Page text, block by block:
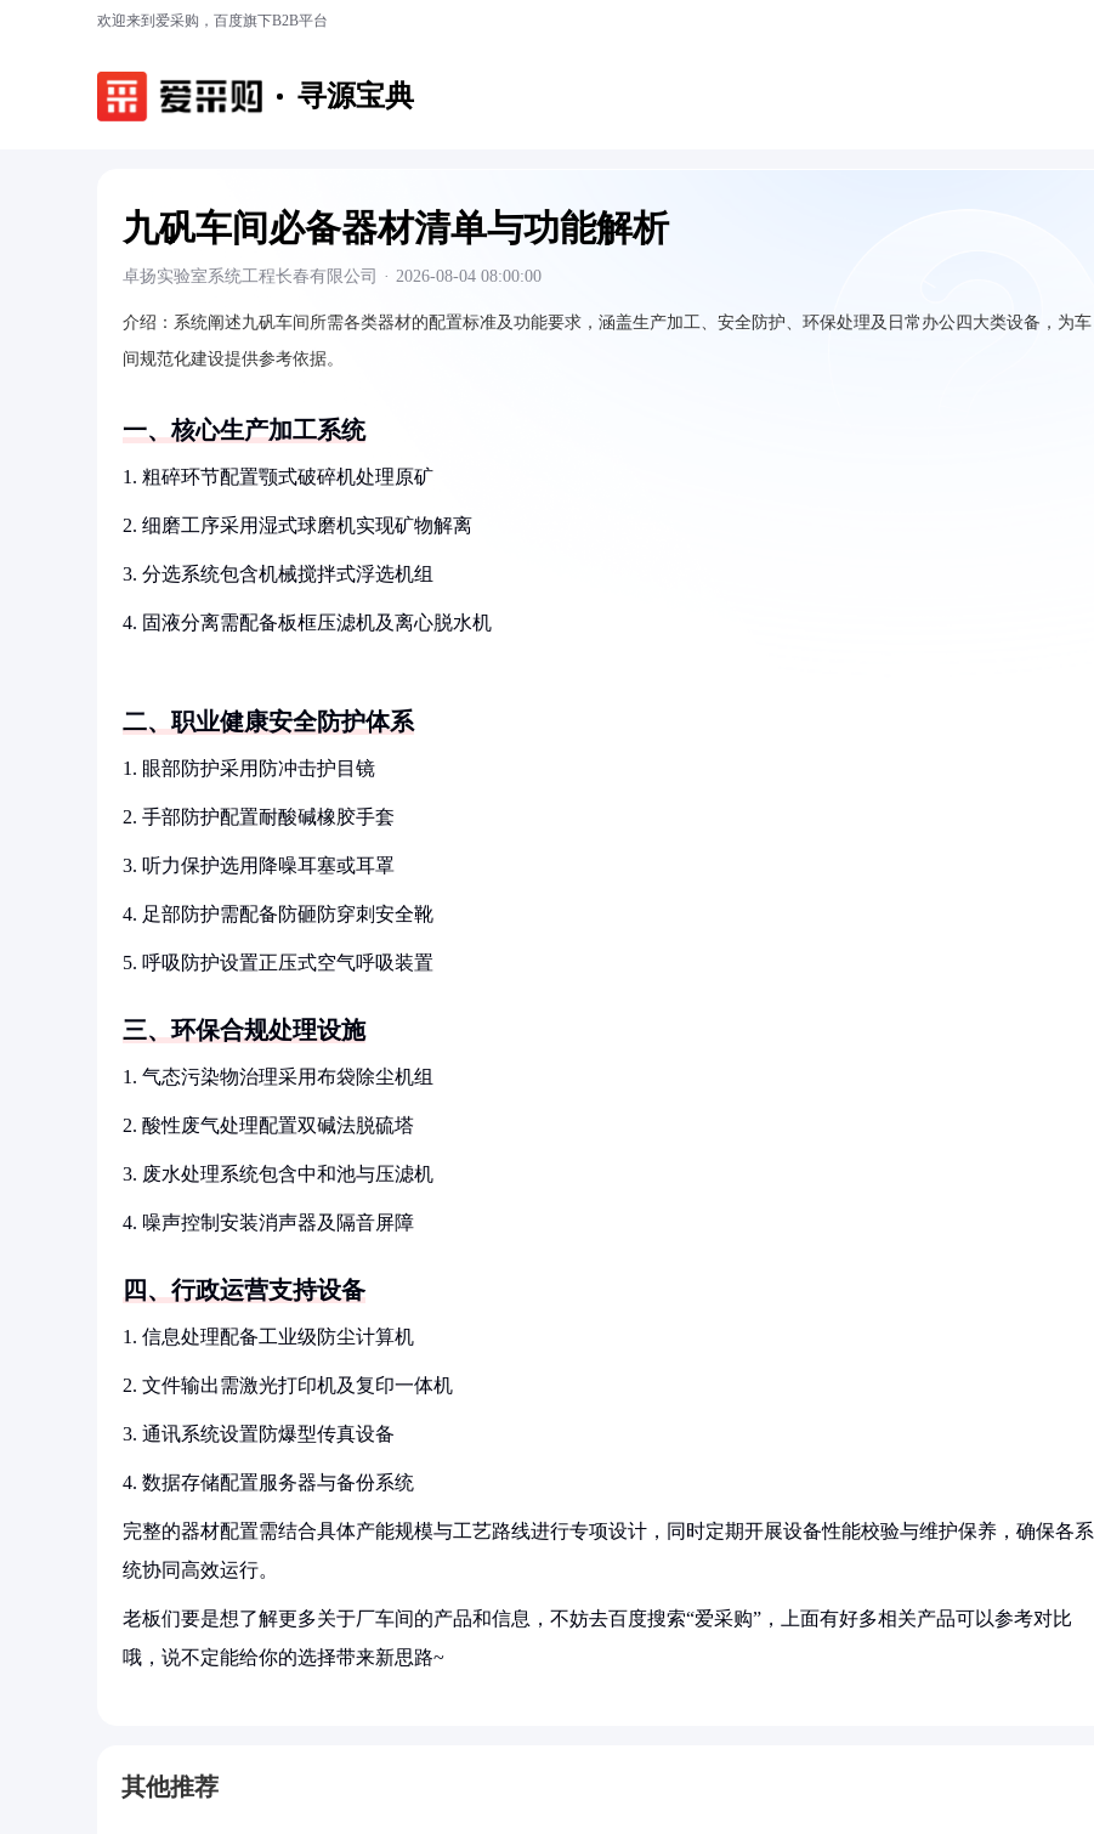
欢迎来到爱采购，百度旗下B2B平台
寻源宝典
九矾车间必备器材清单与功能解析
卓扬实验室系统工程长春有限公司 · 2026-08-04 08:00:00
介绍： 系统阐述九矾车间所需各类器材的配置标准及功能要求，涵盖生产加工、安全防护、环保处理及日常办公四大类设备，为车
间规范化建设提供参考依据。
一、核心生产加工系统
1. 粗碎环节配置颚式破碎机处理原矿
2. 细磨工序采用湿式球磨机实现矿物解离
3. 分选系统包含机械搅拌式浮选机组
4. 固液分离需配备板框压滤机及离心脱水机
二、职业健康安全防护体系
1. 眼部防护采用防冲击护目镜
2. 手部防护配置耐酸碱橡胶手套
3. 听力保护选用降噪耳塞或耳罩
4. 足部防护需配备防砸防穿刺安全靴
5. 呼吸防护设置正压式空气呼吸装置
三、环保合规处理设施
1. 气态污染物治理采用布袋除尘机组
2. 酸性废气处理配置双碱法脱硫塔
3. 废水处理系统包含中和池与压滤机
4. 噪声控制安装消声器及隔音屏障
四、行政运营支持设备
1. 信息处理配备工业级防尘计算机
2. 文件输出需激光打印机及复印一体机
3. 通讯系统设置防爆型传真设备
4. 数据存储配置服务器与备份系统
完整的器材配置需结合具体产能规模与工艺路线进行专项设计，同时定期开展设备性能校验与维护保养，确保各系
统协同高效运行。
老板们要是想了解更多关于厂车间的产品和信息，不妨去百度搜索“爱采购”，上面有好多相关产品可以参考对比
哦，说不定能给你的选择带来新思路~
其他推荐